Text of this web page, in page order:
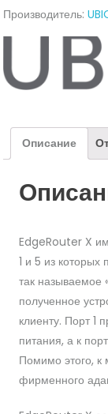
X)
Производитель:
Описание
EdgeRouter X
1 и 5 из которых
так называемое
полученное
клиенту. Порт 1
питания, а к
Помимо этого, к
фирменного